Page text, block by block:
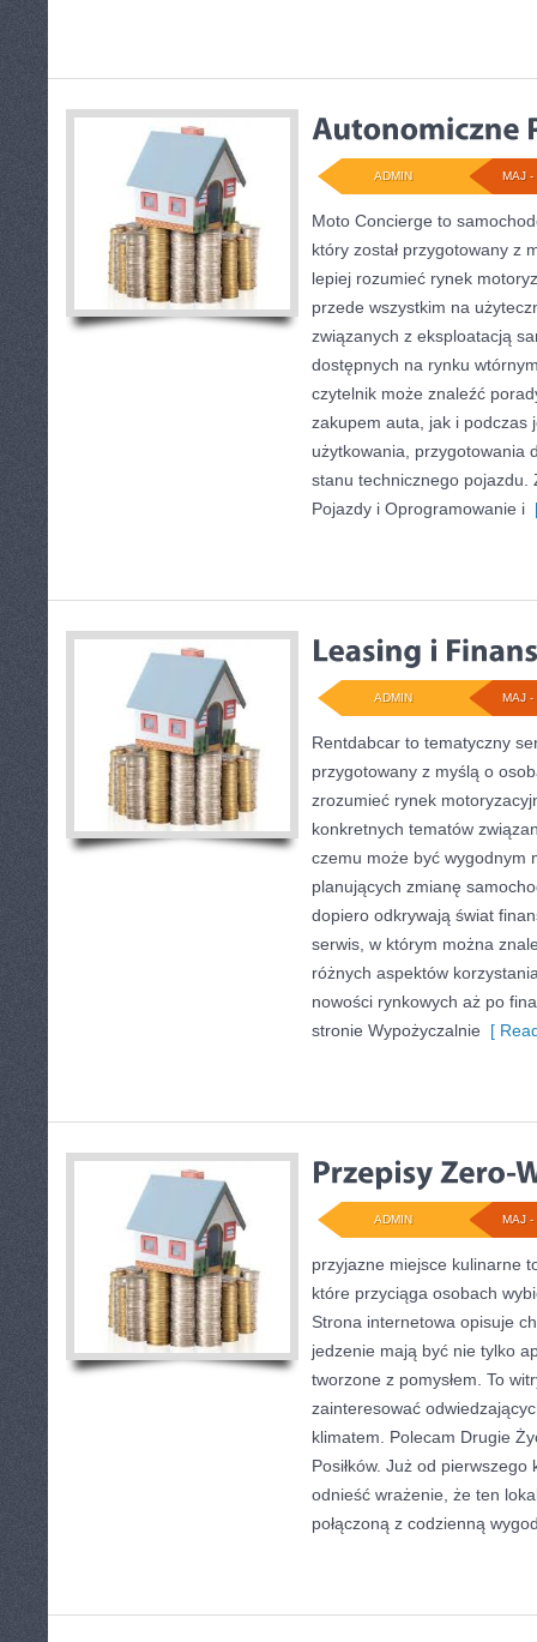
MAJ -
ADMIN
Moto Concierge to
który został przygotowany z
lepiej rozumieć rynek
przede wszystkim na
związanych z eksploatacją
dostępnych na rynku
czytelnik może znaleźć
zakupem auta, jak i podczas
użytkowania, przygotowania
stanu technicznego pojazdu.
Pojazdy i Oprogramowanie i
MAJ -
ADMIN
Rentdabcar to tematyczny
przygotowany z myślą o
zrozumieć rynek
konkretnych tematów
czemu może być wygodnym
planujących zmianę
dopiero odkrywają świat
serwis, w którym można
różnych aspektów
nowości rynkowych aż po
stronie Wypożyczalnie [
MAJ -
ADMIN
przyjazne miejsce kulinarne
które przyciąga osobach
Strona internetowa opisuje
jedzenie mają być nie tylko
tworzone z pomysłem. To
zainteresować
klimatem. Polecam Drugie
Posiłków. Już od
odnieść wrażenie, że ten
połączoną z codzienną